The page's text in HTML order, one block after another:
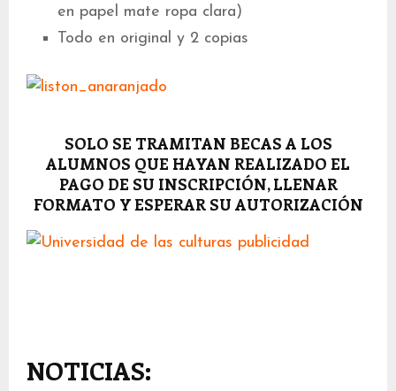
en papel mate ropa clara)
Todo en original y 2 copias
SOLO SE TRAMITAN BECAS A LOS
ALUMNOS QUE HAYAN REALIZADO EL
PAGO DE SU INSCRIPCIÓN, LLENAR
FORMATO Y ESPERAR SU AUTORIZACIÓN
NOTICIAS: